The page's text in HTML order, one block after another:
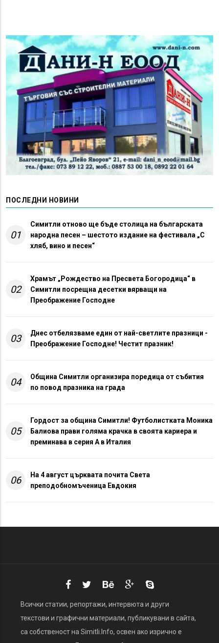
ПОСЛЕДНИ НОВИНИ
01
Симитли отново ще бъде столица на българската
народна песен – шестото издание на фестивала „С
хляб, вино и песен“
02
Храмът „Рождество на Пресвета Богородица“ в
Симитли посрещна десетки вярващи на
Преображение Господне
03
Днес отбелязваме един от най-светлите празници -
Преображение Господне! Честит празник!
04
Община Симитли организира поредица от събития
по повод празника на града
05
Гордост за община Симитли! Футболистката Моника
Балиова прави голяма крачка в своята кариера и
преминава в серия А в Италия
06
На 4 август църквата почита Света
преподобномъченица Евдокия
Всички статии, репортажи, интервюта и други
текстови и графични материали, публикувани в сайта,
са собственост на Simitli.Info, освен ако изрично е